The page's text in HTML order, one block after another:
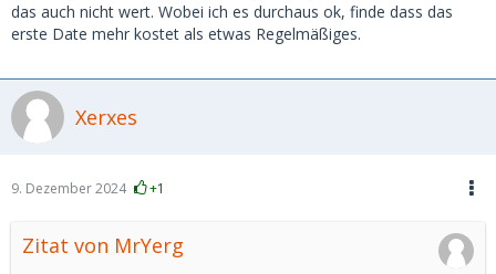
das auch nicht wert. Wobei ich es durchaus ok, finde dass das
erste Date mehr kostet als etwas Regelmäßiges.
Xerxes
9. Dezember 2024 +1
Zitat von MrYerg